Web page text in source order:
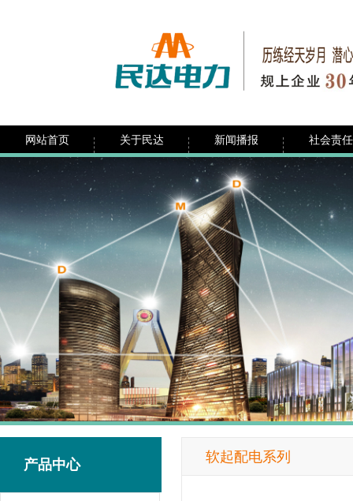
网站首页 关于民达 新闻播报 社会责任
产品中心 软起配电系列